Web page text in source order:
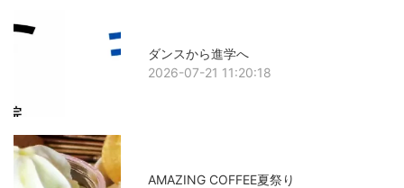
ダンスから進学へ
2026-07-21 11:20:18
AMAZING COFFEE夏祭り